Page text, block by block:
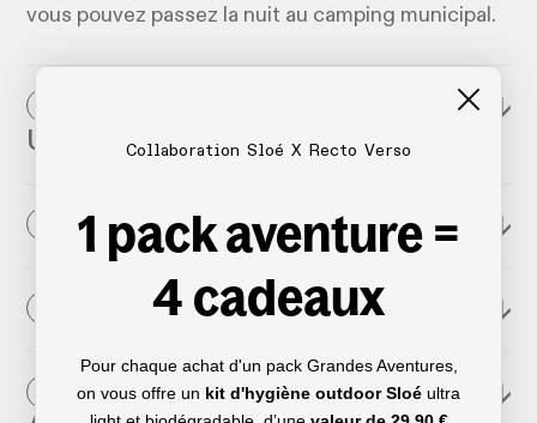
vous pouvez passez la nuit au camping municipal.
Urmatt
↓
Jour 3 : Urmatt → Lièpvre ↓
Jour 4 : Lièpvre → Le Hohneck ↓
Jour 5 : Le Hohneck → Saint-
↓
Collaboration Sloé X Recto Verso
1 pack aventure =
4 cadeaux
Pour chaque achat d'un pack Grandes Aventures,
on vous offre un kit d'hygiène outdoor Sloé ultra